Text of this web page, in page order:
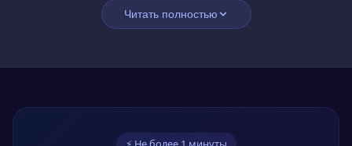
Заключите договор
Подпишите договор онлайн. Оплатите сразу со
переплат.
Читать полностью